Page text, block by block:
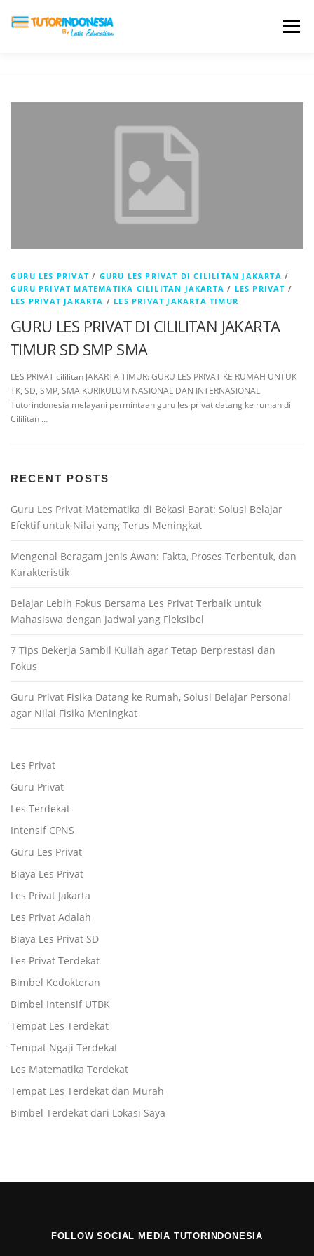
Menu
TESTIMONI PROFIL ALUMNI
DAFTAR SEKOLAH
GURU LES PRIVAT / GURU LES PRIVAT DI CILILITAN JAKARTA /
GURU PRIVAT MATEMATIKA CILILITAN JAKARTA / LES PRIVAT /
LES PRIVAT JAKARTA / LES PRIVAT JAKARTA TIMUR
GURU LES PRIVAT DI CILILITAN JAKARTA
TIMUR SD SMP SMA
LES PRIVAT cililitan JAKARTA TIMUR: GURU LES PRIVAT KE RUMAH UNTUK
TK, SD, SMP, SMA KURIKULUM NASIONAL DAN INTERNASIONAL
Tutorindonesia melayani permintaan guru les privat datang ke rumah di
Cililitan …
RECENT POSTS
Guru Les Privat Matematika di Bekasi Barat: Solusi Belajar
Efektif untuk Nilai yang Terus Meningkat
Mengenal Beragam Jenis Awan: Fakta, Proses Terbentuk, dan
Karakteristik
Belajar Lebih Fokus Bersama Les Privat Terbaik untuk
Mahasiswa dengan Jadwal yang Fleksibel
7 Tips Bekerja Sambil Kuliah agar Tetap Berprestasi dan
Fokus
Guru Privat Fisika Datang ke Rumah, Solusi Belajar Personal
agar Nilai Fisika Meningkat
Les Privat
Guru Privat
Les Terdekat
Intensif CPNS
Guru Les Privat
Biaya Les Privat
Les Privat Jakarta
Les Privat Adalah
Biaya Les Privat SD
Les Privat Terdekat
Bimbel Kedokteran
Bimbel Intensif UTBK
Tempat Les Terdekat
Tempat Ngaji Terdekat
Les Matematika Terdekat
Tempat Les Terdekat dan Murah
Bimbel Terdekat dari Lokasi Saya
FOLLOW SOCIAL MEDIA TUTORINDONESIA